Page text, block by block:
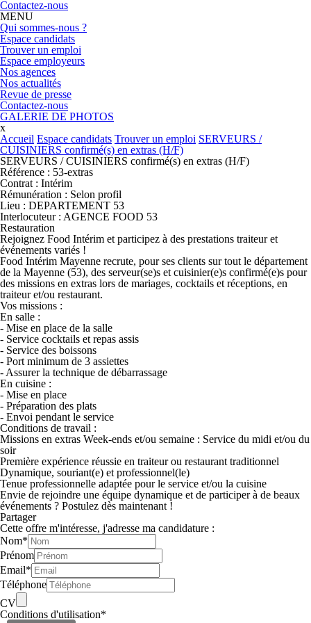
Contactez-nous
MENU
Qui sommes-nous ?
Espace candidats
Trouver un emploi
Espace employeurs
Nos agences
Nos actualités
Revue de presse
Contactez-nous
GALERIE DE PHOTOS
x
Accueil Espace candidats Trouver un emploi SERVEURS /
CUISINIERS confirmé(s) en extras (H/F)
SERVEURS / CUISINIERS confirmé(s) en extras (H/F)
Référence : 53-extras
Contrat : Intérim
Rémunération : Selon profil
Lieu : DEPARTEMENT 53
Interlocuteur : AGENCE FOOD 53
Restauration
Rejoignez Food Intérim et participez à des prestations traiteur et
événements variés !
Food Intérim Mayenne recrute, pour ses clients sur tout le département
de la Mayenne (53), des serveur(se)s et cuisinier(e)s confirmé(e)s pour
des missions en extras lors de mariages, cocktails et réceptions, en
traiteur et/ou restaurant.
Vos missions :
En salle :
- Mise en place de la salle
- Service cocktails et repas assis
- Service des boissons
- Port minimum de 3 assiettes
- Assurer la technique de débarrassage
En cuisine :
- Mise en place
- Préparation des plats
- Envoi pendant le service
Conditions de travail :
Missions en extras Week-ends et/ou semaine : Service du midi et/ou du
soir
Première expérience réussie en traiteur ou restaurant traditionnel
Dynamique, souriant(e) et professionnel(le)
Tenue professionnelle adaptée pour le service et/ou la cuisine
Envie de rejoindre une équipe dynamique et de participer à de beaux
événements ? Postulez dès maintenant !
Partager
Cette offre m'intéresse, j'adresse ma candidature :
Nom*
Prénom
Email*
Téléphone
CV
Conditions d'utilisation*